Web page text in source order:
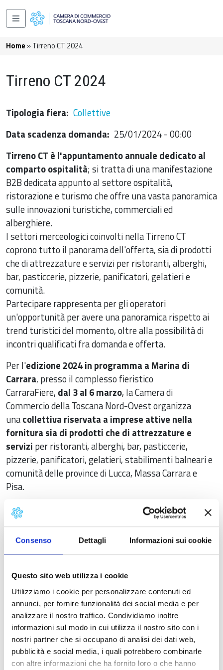
Consenso Dettagli Informazioni sui cookie
Questo sito web utilizza i cookie
Utilizziamo i cookie per personalizzare contenuti ed
annunci, per fornire funzionalità dei social media e per
analizzare il nostro traffico. Condividiamo inoltre
informazioni sul modo in cui utilizza il nostro sito con i
nostri partner che si occupano di analisi dei dati web,
pubblicità e social media, i quali potrebbero combinarle
con altre informazioni che ha fornito loro o che hanno
Salta al contenuto principale
Navigazione principale
Briciole di pane
Home Tirreno CT 2024
Tirreno CT 2024
Tipologia fiera Collettive
Data scadenza domanda 25/01/2024 - 00:00
Tirreno CT è l'appuntamento annuale dedicato al
comparto ospitalità; si tratta di una manifestazione
B2B dedicata appunto al settore ospitalità,
ristorazione e turismo che offre una vasta panoramica
sulle innovazioni turistiche, commerciali ed
alberghiere.
I settori merceologici coinvolti nella Tirreno CT
coprono tutto il panorama dell'offerta, sia di prodotti
che di attrezzature e servizi per ristoranti, alberghi,
bar, pasticcerie, pizzerie, panificatori, gelatieri e
comunità.
Partecipare rappresenta per gli operatori
un'opportunità per avere una panoramica rispetto ai
trend turistici del momento, oltre alla possibilità di
incontri qualificati fra domanda e offerta.
Per l'edizione 2024 in programma a Marina di
Carrara, presso il complesso fieristico
CarraraFiere, dal 3 al 6 marzo, la Camera di
Commercio della Toscana Nord-Ovest organizza
unacollettiva riservata a imprese attive nella
fornitura sia di prodotti che di attrezzature e
servizi per ristoranti, alberghi, bar, pasticcerie,
pizzerie, panificatori, gelatieri, stabilimenti balneari e
comunità delle province di Lucca, Massa Carrara e
Pisa.
Partecipare alla collettiva rappresenta per le
aziende un risparmio sulle spese
realizzazione dello spazio e allestimento espositivo,
poiché i costi saranno sostenuti dalla Camera di
complessivo. Le quote di partecipazione oscilleranno
da un minimo di 720 ad un massimo di 850 euro, in
base al numero di aziende che aderiranno alla
collettiva.
Per partecipare a Tirreno CT è necessario
trasmettere domanda di adesione, esclusivamente
alla PEC della Camera di Commercio della Toscana